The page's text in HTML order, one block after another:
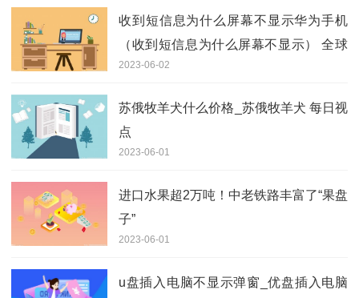
收到短信息为什么屏幕不显示华为手机
（收到短信息为什么屏幕不显示） 全球
速看料
2023-06-02
苏俄牧羊犬什么价格_苏俄牧羊犬 每日视
点
2023-06-01
进口水果超2万吨！中老铁路丰富了“果盘
子”
2023-06-01
u盘插入电脑不显示弹窗_优盘插入电脑